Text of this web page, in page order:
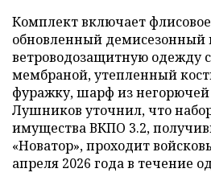
Комплект включает
обновленный демисезонный
ветроводозащитную одежду
мембраной, утепленный
фуражку, шарф из
Лушников уточнил, что
имущества ВКПО 3.2,
«Новатор», проходит
апреля 2026 года в течение